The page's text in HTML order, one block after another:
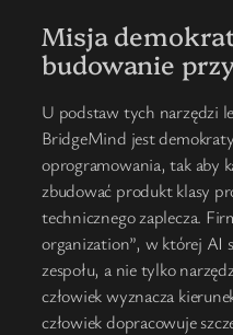
Misja
budowanie
U podstaw tych narzędzi
BridgeMind jest
oprogramowania, tak aby
zbudować produkt klasy
technicznego zaplecza.
organization”, w której AI
zespołu, a nie tylko
człowiek wyznacza
człowiek dopracowuje